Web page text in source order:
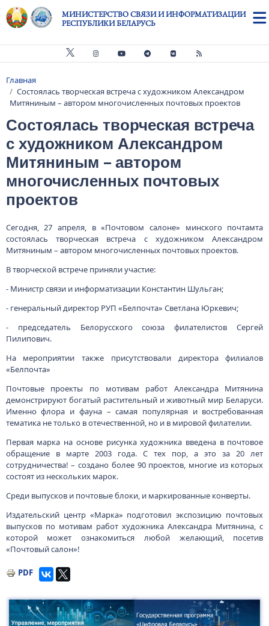
Перейти к основному содержанию
МИНИСТЕРСТВО СВЯЗИ И ИНФОРМАТИЗАЦИИ
РЕСПУБЛИКИ БЕЛАРУСЬ
Строка навигации
Главная
Состоялась творческая встреча с художником Александром
Митяниным – автором многочисленных почтовых проектов
Состоялась творческая встреча
с художником Александром
Митяниным – автором
многочисленных почтовых
проектов
Сегодня, 27 апреля, в «Почтовом салоне» минского почтамта
состоялась творческая встреча с художником Александром
Митяниным – автором многочисленных почтовых проектов.
В творческой встрече приняли участие:
- Министр связи и информатизации Константин Шульган;
- генеральный директор РУП «Белпочта» Светлана Юркевич;
- председатель Белорусского союза филателистов Сергей
Пилипович.
На мероприятии также присутствовали директора филиалов
«Белпочта»
Почтовые проекты по мотивам работ Александра Митянина
демонстрируют богатый растительный и животный мир Беларуси.
Именно флора и фауна – самая популярная и востребованная
тематика не только в отечественной, но и в мировой филателии.
Первая марка на основе рисунка художника введена в почтовое
обращение в марте 2003 года. С тех пор, а это за 20 лет
сотрудничества! – создано более 90 проектов, многие из которых
состоят из нескольких марок.
Среди выпусков и почтовые блоки, и маркированные конверты.
Издательский центр «Марка» подготовил экспозицию почтовых
выпусков по мотивам работ художника Александра Митянина, с
которой может ознакомиться любой желающий, посетив
«Почтовый салон»!
PDF